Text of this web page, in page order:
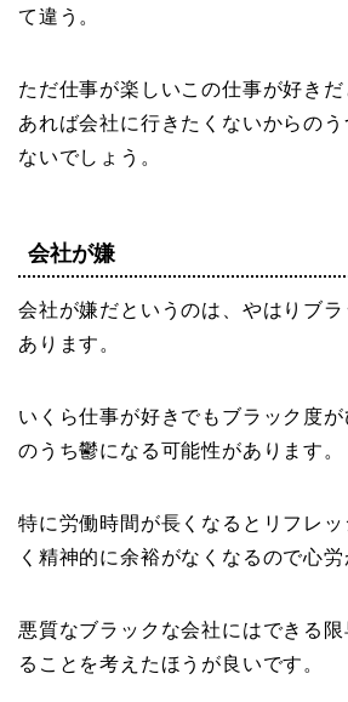
て違う。
ただ仕事が楽しいこの仕事が好き
あれば会社に行きたくないからの
ないでしょう。
会社が嫌
会社が嫌だというのは、やはりブ
あります。
いくら仕事が好きでもブラック度
のうち鬱になる可能性があります。
特に労働時間が長くなるとリフレ
く精神的に余裕がなくなるので心労
悪質なブラックな会社にはできる
ることを考えたほうが良いです。